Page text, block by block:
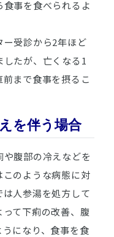
事を食べられるよ
受診から2年ほど
たが、亡くなる1
まで食事を摂るこ
を伴う場合
腹部の冷えなどを
のような病態に対
人参湯を処方して
て下痢の改善、腹
になり、食事を食